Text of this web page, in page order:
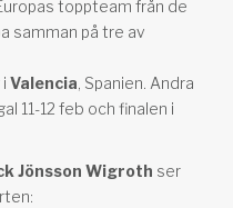
toppteam från de
samman på tre av
Valencia , Spanien. Andra
11-12 feb och finalen i
Jönsson Wigroth ser